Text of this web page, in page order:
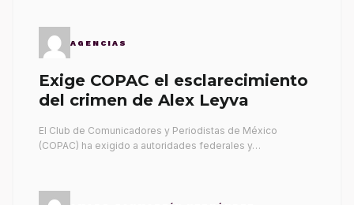
AGENCIAS
Exige COPAC el esclarecimiento
del crimen de Alex Leyva
El Club de Comunicadores y Periodistas de México
(COPAC) ha exigido a autoridades federales y…